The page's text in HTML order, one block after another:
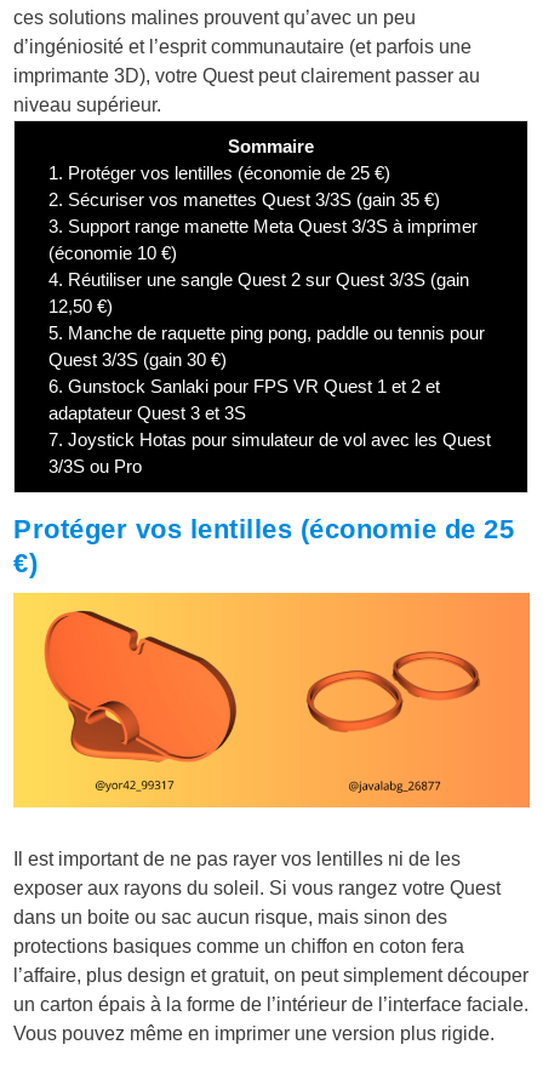
ces solutions malines prouvent qu’avec un peu
d’ingéniosité et l’esprit communautaire (et parfois une
imprimante 3D), votre Quest peut clairement passer au
niveau supérieur.
Sommaire
1. Protéger vos lentilles (économie de 25 €)
2. Sécuriser vos manettes Quest 3/3S (gain 35 €)
3. Support range manette Meta Quest 3/3S à imprimer
(économie 10 €)
4. Réutiliser une sangle Quest 2 sur Quest 3/3S (gain
12,50 €)
5. Manche de raquette ping pong, paddle ou tennis pour
Quest 3/3S (gain 30 €)
6. Gunstock Sanlaki pour FPS VR Quest 1 et 2 et
adaptateur Quest 3 et 3S
7. Joystick Hotas pour simulateur de vol avec les Quest
3/3S ou Pro
Protéger vos lentilles (économie de 25
€)
Il est important de ne pas rayer vos lentilles ni de les
exposer aux rayons du soleil. Si vous rangez votre Quest
dans un boite ou sac aucun risque, mais sinon des
protections basiques comme un chiffon en coton fera
l’affaire, plus design et gratuit, on peut simplement découper
un carton épais à la forme de l’intérieur de l’interface faciale.
Vous pouvez même en imprimer une version plus rigide.